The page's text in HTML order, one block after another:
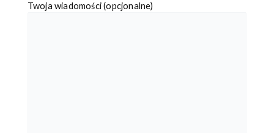
Twoja wiadomości (opcjonalne)